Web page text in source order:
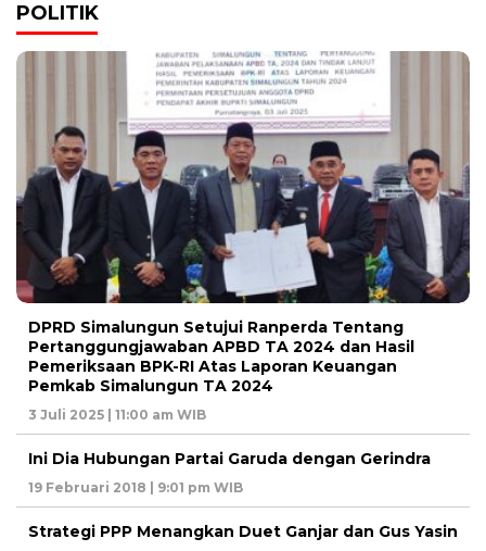
POLITIK
DPRD Simalungun Setujui Ranperda Tentang
Pertanggungjawaban APBD TA 2024 dan Hasil
Pemeriksaan BPK-RI Atas Laporan Keuangan
Pemkab Simalungun TA 2024
3 Juli 2025 | 11:00 am WIB
Ini Dia Hubungan Partai Garuda dengan Gerindra
19 Februari 2018 | 9:01 pm WIB
Strategi PPP Menangkan Duet Ganjar dan Gus Yasin